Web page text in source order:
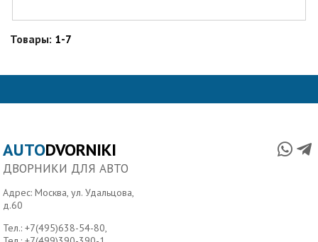
Товары: 1-7
AUTODVORNIKI
ДВОРНИКИ ДЛЯ АВТО
Адрес: Москва, ул. Удальцова,
д.60
Тел.:+7(495)638-54-80,